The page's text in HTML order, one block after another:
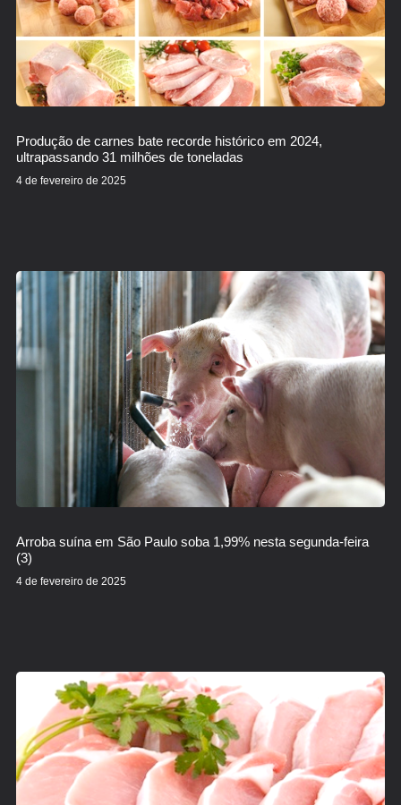
Produção de carnes bate recorde histórico em 2024,
ultrapassando 31 milhões de toneladas
4 de fevereiro de 2025
Arroba suína em São Paulo soba 1,99% nesta segunda-feira
(3)
4 de fevereiro de 2025